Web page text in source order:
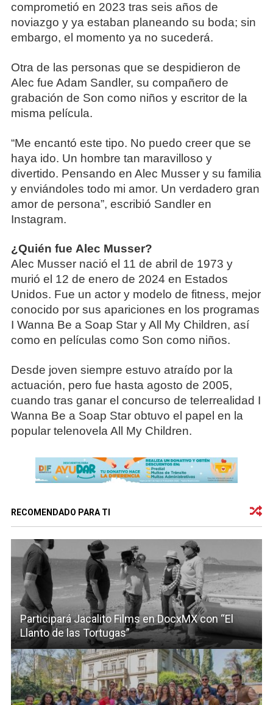
comprometió en 2023 tras seis años de
noviazgo y ya estaban planeando su boda; sin
embargo, el momento ya no sucederá.
Otra de las personas que se despidieron de
Alec fue Adam Sandler, su compañero de
grabación de Son como niños y escritor de la
misma película.
“Me encantó este tipo. No puedo creer que se
haya ido. Un hombre tan maravilloso y
divertido. Pensando en Alec Musser y su familia
y enviándoles todo mi amor. Un verdadero gran
amor de persona”, escribió Sandler en
Instagram.
¿Quién fue Alec Musser?
Alec Musser nació el 11 de abril de 1973 y
murió el 12 de enero de 2024 en Estados
Unidos. Fue un actor y modelo de fitness, mejor
conocido por sus apariciones en los programas
I Wanna Be a Soap Star y All My Children, así
como en películas como Son como niños.
Desde joven siempre estuvo atraído por la
actuación, pero fue hasta agosto de 2005,
cuando tras ganar el concurso de telerrealidad I
Wanna Be a Soap Star obtuvo el papel en la
popular telenovela All My Children.
RECOMENDADO PARA TI
Participará Jacalito Films en DocxMX con “El
Llanto de las Tortugas”